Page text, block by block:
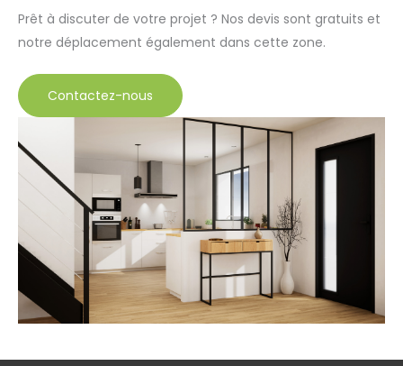
Prêt à discuter de votre projet ? Nos devis sont gratuits et
notre déplacement également dans cette zone.
Contactez-nous